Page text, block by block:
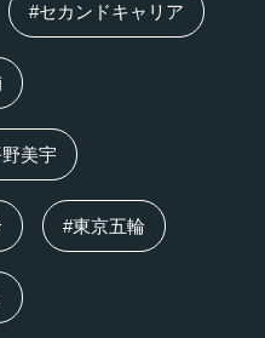
#セカンドキャリア
美宇
#東京五輪